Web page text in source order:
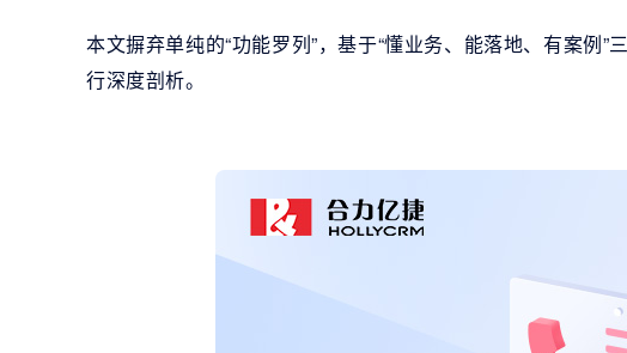
本文摒弃单纯的“功能罗列”，基于“懂业务、能落地、有案例
行深度剖析。